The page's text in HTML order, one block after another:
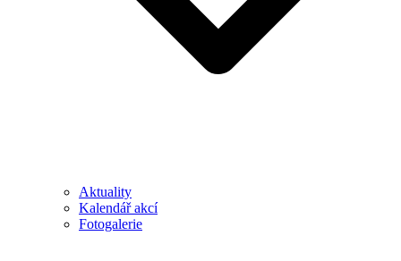
Aktuality
Kalendář akcí
Fotogalerie